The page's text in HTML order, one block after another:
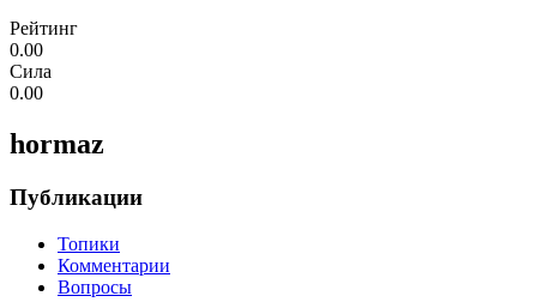
Рейтинг
0.00
Сила
0.00
hormaz
Публикации
Топики
Комментарии
Вопросы